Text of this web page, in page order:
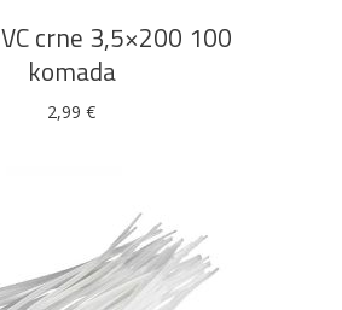
crne 3,5×200 100
komada
2,99 €